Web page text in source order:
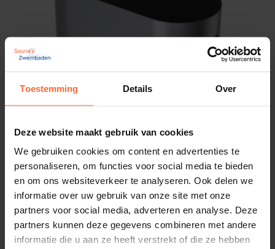
Toestemming Details Over
Deze website maakt gebruik van cookies
We gebruiken cookies om content en advertenties te
personaliseren, om functies voor social media te bieden
en om ons websiteverkeer te analyseren. Ook delen we
informatie over uw gebruik van onze site met onze
partners voor social media, adverteren en analyse. Deze
partners kunnen deze gegevens combineren met andere
informatie die u aan ze heeft verstrekt of die ze hebben
1.599,00